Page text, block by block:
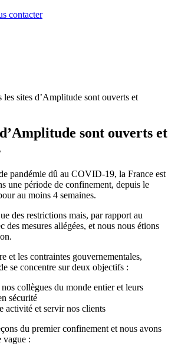
contacter
les sites d’Amplitude sont ouverts et
sont ouverts et
pandémie dû au COVID-19, la France est
une période de confinement, depuis le
au moins 4 semaines.
des restrictions mais, par rapport au
des mesures allégées, et nous nous étions
et les contraintes gouvernementales,
se concentre sur deux objectifs :
collègues du monde entier et leurs
sécurité
activité et servir nos clients
du premier confinement et nous avons
vague :